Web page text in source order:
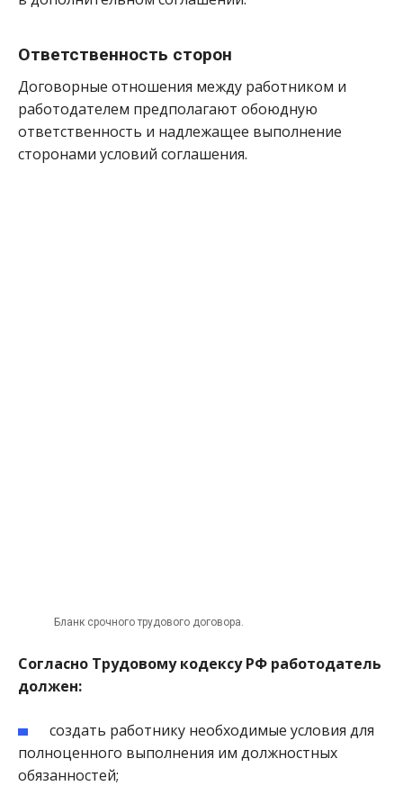
Ответственность сторон
Договорные отношения между работником и
работодателем предполагают обоюдную
ответственность и надлежащее выполнение
сторонами условий соглашения.
Бланк срочного трудового договора.
Согласно Трудовому кодексу РФ работодатель
должен:
создать работнику необходимые условия для
полноценного выполнения им должностных
обязанностей;